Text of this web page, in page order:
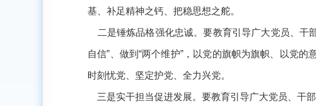
基、补足精神之钙、把稳思想之舵。
二是锤炼品格强化忠诚。要教育引导广大党员、干
自信”、做到“两个维护”，以党的旗帜为旗帜、以党
时刻忧党、坚定护党、全力兴党。
三是实干担当促进发展。要教育引导广大党员、干